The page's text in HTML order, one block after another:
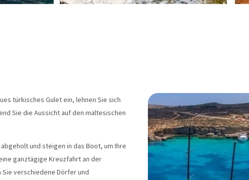
türkisches Gulet ein, lehnen Sie sich
Sie die Aussicht auf den maltesischen
und steigen in das Boot, um Ihre
ganztägige Kreuzfahrt an der
verschiedene Dörfer und